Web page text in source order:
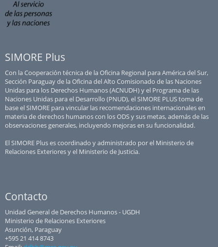
SIMORE Plus
Con la Cooperación técnica de la Oficina Regional para América del Sur,
Sección Paraguay de la Oficina del Alto Comisionado de las Naciones
Unidas para los Derechos Humanos (ACNUDH) y el Programa de las
Naciones Unidas para el Desarrollo (PNUD), el SIMORE PLUS toma de
base el SIMORE para vincular las recomendaciones internacionales en
materia de derechos humanos con los ODS y sus metas, además de las
observaciones generales, incluyendo mejoras en su funcionalidad.
El SIMORE Plus es coordinado y administrado por el Ministerio de
Relaciones Exteriores y el Ministerio de Justicia.
Contacto
Unidad General de Derechos Humanos - UGDH
Ministerio de Relaciones Exteriores
Asunción, Paraguay
+595 21 414 8743